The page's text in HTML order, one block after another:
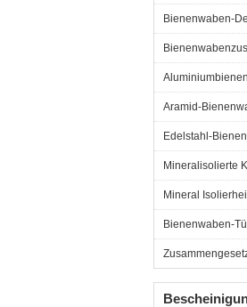
Bienenwaben-
Aramid-
Edelstahl-
Mineralisolierte
Mineral
Bienenwaben-